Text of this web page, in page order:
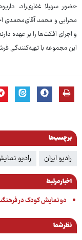
حضور سهیلا غفاری‌راد،
محرابی و محمد آقای‌محمدی
و اجرای افکت‌ها را بر عهده
این مجموعه با تهیه‌کنندگی
برچسب‌ها
رادیو ایران رادیو
اخبار مرتبط
دو نمایش کودک در
نظر شما